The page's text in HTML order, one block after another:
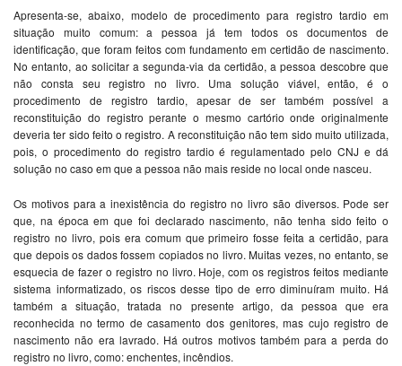
Apresenta-se, abaixo, modelo de procedimento para registro tardio em
situação muito comum: a pessoa já tem todos os documentos de
identificação, que foram feitos com fundamento em certidão de nascimento.
No entanto, ao solicitar a segunda-via da certidão, a pessoa descobre que
não consta seu registro no livro. Uma solução viável, então, é o
procedimento de registro tardio, apesar de ser também possível a
reconstituição do registro perante o mesmo cartório onde originalmente
deveria ter sido feito o registro. A reconstituição não tem sido muito utilizada,
pois, o procedimento do registro tardio é regulamentado pelo CNJ e dá
solução no caso em que a pessoa não mais reside no local onde nasceu.
Os motivos para a inexistência do registro no livro são diversos. Pode ser
que, na época em que foi declarado nascimento, não tenha sido feito o
registro no livro, pois era comum que primeiro fosse feita a certidão, para
que depois os dados fossem copiados no livro. Muitas vezes, no entanto, se
esquecia de fazer o registro no livro. Hoje, com os registros feitos mediante
sistema informatizado, os riscos desse tipo de erro diminuíram muito. Há
também a situação, tratada no presente artigo, da pessoa que era
reconhecida no termo de casamento dos genitores, mas cujo registro de
nascimento não era lavrado. Há outros motivos também para a perda do
registro no livro, como: enchentes, incêndios.